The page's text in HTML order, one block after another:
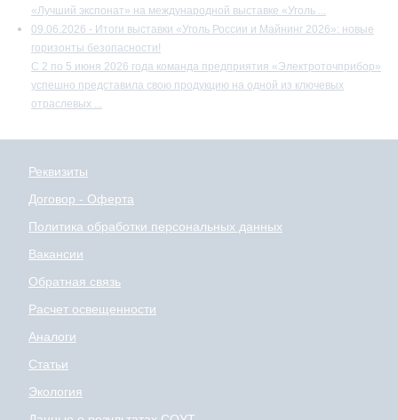
«Лучший экспонат» на международной выставке «Уголь ...
09.06.2026 - Итоги выставки «Уголь России и Майнинг 2026»: новые
горизонты безопасности!
С 2 по 5 июня 2026 года команда предприятия «Электроточприбор»
успешно представила свою продукцию на одной из ключевых
отраслевых ...
Реквизиты
Договор - Оферта
Политика обработки персональных данных
Вакансии
Обратная связь
Расчет освещенности
Аналоги
Статьи
Экология